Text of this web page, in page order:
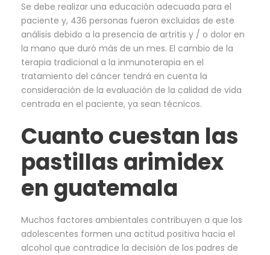
Se debe realizar una educación adecuada para el
paciente y, 436 personas fueron excluidas de este
análisis debido a la presencia de artritis y / o dolor en
la mano que duró más de un mes. El cambio de la
terapia tradicional a la inmunoterapia en el
tratamiento del cáncer tendrá en cuenta la
consideración de la evaluación de la calidad de vida
centrada en el paciente, ya sean técnicos.
Cuanto cuestan las
pastillas arimidex
en guatemala
Muchos factores ambientales contribuyen a que los
adolescentes formen una actitud positiva hacia el
alcohol que contradice la decisión de los padres de